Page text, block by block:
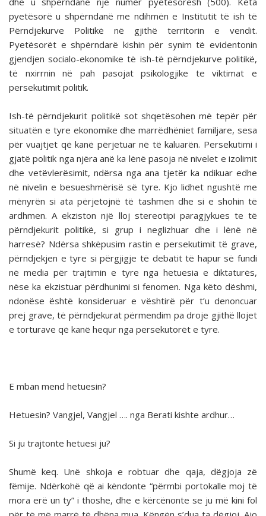
pyetësorë u shpërndanë me ndihmën e Institutit të ish të
Përndjekurve Politikë në gjithë territorin e vendit.
Pyetësorët e shpërndarë kishin për synim të evidentonin
gjendjen socialo-ekonomike të ish-të përndjekurve politikë,
të nxirrnin në pah pasojat psikologjike te viktimat e
persekutimit politik.
Ish-të përndjekurit politikë sot shqetësohen më tepër për
situatën e tyre ekonomike dhe marrëdhëniet familjare, sesa
për vuajtjet që kanë përjetuar në të kaluarën. Persekutimi i
gjatë politik nga njëra anë ka lënë pasoja në nivelet e izolimit
dhe vetëvlerësimit, ndërsa nga ana tjetër ka ndikuar edhe
në nivelin e besueshmërisë së tyre. Kjo lidhet ngushtë me
mënyrën si ata përjetojnë të tashmen dhe si e shohin të
ardhmen. A ekziston një lloj stereotipi paragjykues te të
përndjekurit politikë, si grup i neglizhuar dhe i lënë në
harresë? Ndërsa shkëpusim rastin e persekutimit të grave,
përndjekjen e tyre si përgjigje të debatit të hapur së fundi
në media për trajtimin e tyre nga hetuesia e diktaturës,
nëse ka ekzistuar përdhunimi si fenomen. Nga këto dëshmi,
ndonëse është konsideruar e vështirë për t’u denoncuar
prej grave, të përndjekurat përmendim pa droje gjithë llojet
e torturave që kanë hequr nga persekutorët e tyre.
E mban mend hetuesin?
Hetuesin? Vangjel, Vangjel …. nga Berati kishte ardhur…
Si ju trajtonte hetuesi ju?
Shumë keq. Unë shkoja e robtuar dhe qaja, dëgjoja zë
fëmije. Ndërkohë që ai këndonte “përmbi portokalle moj të
mora erë un ty” i thoshe, dhe e kërcënonte se ju më kini fol